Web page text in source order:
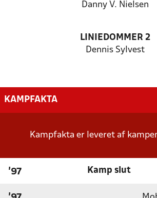
Danny V. Nielsen
LINIEDOMMER 2
Dennis Sylvest
KAMPFAKTA
Kampfakta er leveret af
'97 Kamp slut